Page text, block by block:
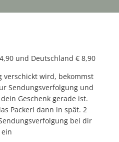
und Deutschland € 8,90
verschickt wird, bekommst
Sendungsverfolgung und
Geschenk gerade ist.
Packerl dann in spät. 2
bei dir
ein